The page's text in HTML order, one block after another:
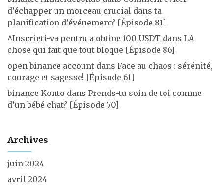
d’échapper un morceau crucial dans ta
planification d’événement? [Épisode 81]
^Inscrieti-va pentru a obtine 100 USDT dans LA
chose qui fait que tout bloque [Épisode 86]
open binance account dans Face au chaos : sérénité,
courage et sagesse! [Épisode 61]
binance Konto dans Prends-tu soin de toi comme
d’un bébé chat? [Épisode 70]
Archives
juin 2024
avril 2024